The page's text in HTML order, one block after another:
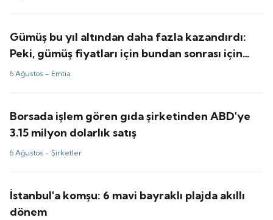
Gümüş bu yıl altından daha fazla kazandırdı:
Peki, gümüş fiyatları için bundan sonrası için
tahminler ne?
6 Ağustos - Emtia
Borsada işlem gören gıda şirketinden ABD'ye
3.15 milyon dolarlık satış
6 Ağustos -Şirketler
İstanbul'a komşu: 6 mavi bayraklı plajda akıllı
dönem